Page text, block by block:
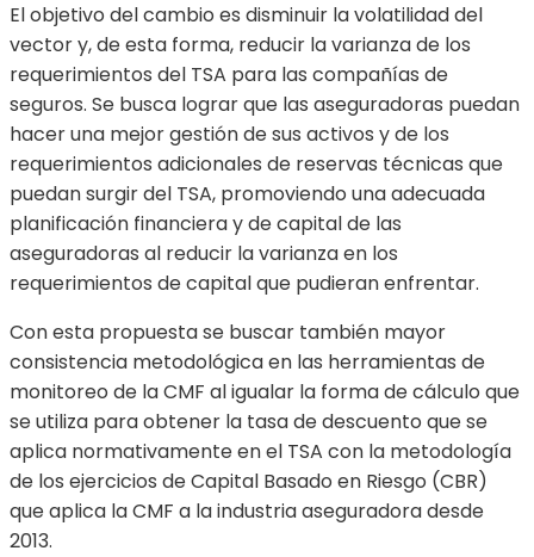
El objetivo del cambio es disminuir la volatilidad del
vector y, de esta forma, reducir la varianza de los
requerimientos del TSA para las compañías de
seguros. Se busca lograr que las aseguradoras puedan
hacer una mejor gestión de sus activos y de los
requerimientos adicionales de reservas técnicas que
puedan surgir del TSA, promoviendo una adecuada
planificación financiera y de capital de las
aseguradoras al reducir la varianza en los
requerimientos de capital que pudieran enfrentar.
Con esta propuesta se buscar también mayor
consistencia metodológica en las herramientas de
monitoreo de la CMF al igualar la forma de cálculo que
se utiliza para obtener la tasa de descuento que se
aplica normativamente en el TSA con la metodología
de los ejercicios de Capital Basado en Riesgo (CBR)
que aplica la CMF a la industria aseguradora desde
2013.